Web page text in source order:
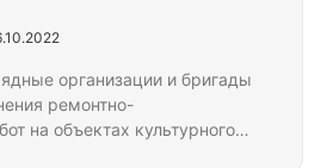
организации и бригады
ремонтно-
на объектах культурного